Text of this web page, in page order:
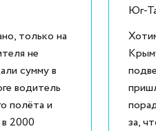
только на
не
сумму в
водитель
полёта и
2000
Юг-
за,